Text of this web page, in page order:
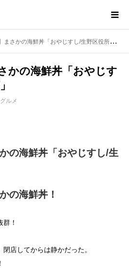
まさかの海鮮丼「おやじすし/生野区役所店」
かの海鮮丼「おやじす
ルメ
の海鮮丼「おやじすし/生
の海鮮丼！
！
店してからは静かだった。